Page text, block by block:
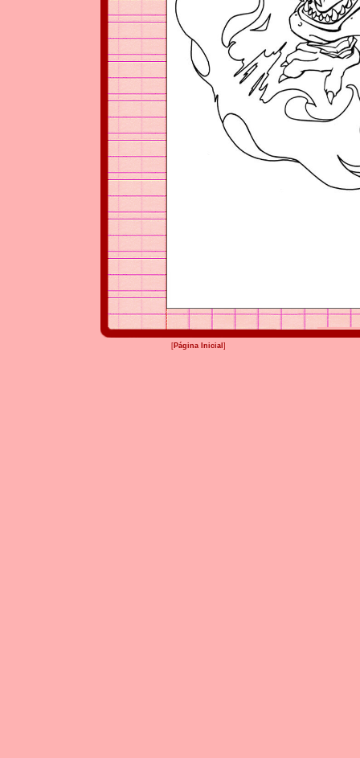
[Página Inicial ]